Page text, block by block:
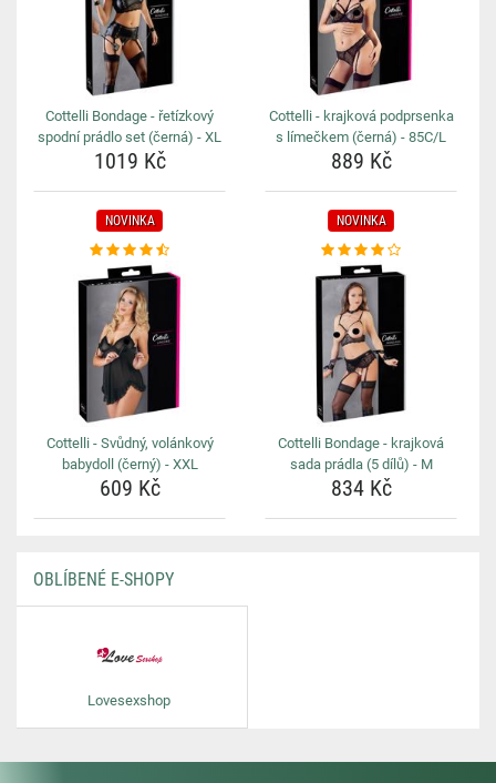
Cottelli Bondage - řetízkový
spodní prádlo set (černá) - XL
1019 Kč
Cottelli - krajková podprsenka
s límečkem (černá) - 85C/L
889 Kč
NOVINKA
Cottelli - Svůdný, volánkový
babydoll (černý) - XXL
609 Kč
NOVINKA
Cottelli Bondage - krajková
sada prádla (5 dílů) - M
834 Kč
OBLÍBENÉ E-SHOPY
Lovesexshop